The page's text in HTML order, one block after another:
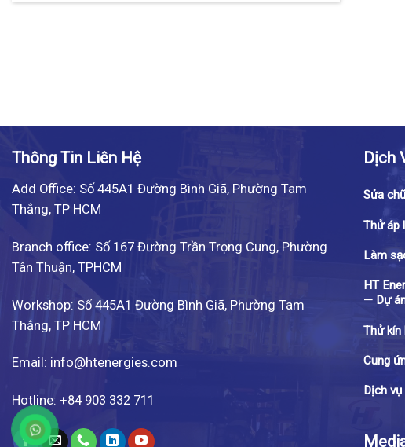
Thông Tin Liên Hệ
Add Office: Số 445A1 Đường Bình Giã, Phường Tam
Thắng, TP HCM
Branch office: Số 167 Đường Trần Trọng Cung, Phường
Tân Thuận, TPHCM
Workshop: Số 445A1 Đường Bình Giã, Phường Tam
Thắng, TP HCM
Email: info@htenergies.com
Hotline: +84 903 332 711
Dịch
Sửa
Thử áp
Làm
HT
— Dự
Thử kín
Cung
Dịch